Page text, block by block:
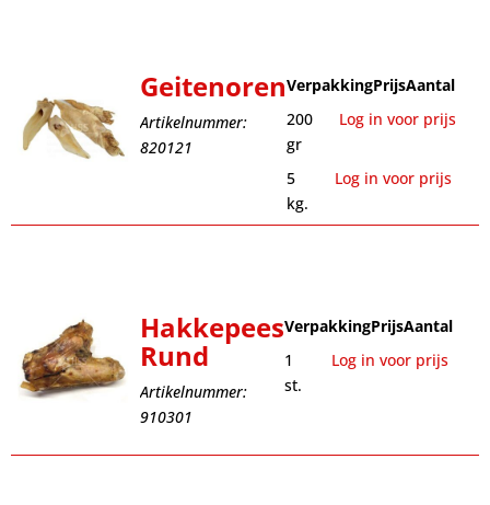
Geitenoren
Artikelnummer:
820121
VerpakkingPrijsAantal
200
gr
Log in voor prijs
5
kg.
Log in voor prijs
Hakkepees
Rund
Artikelnummer:
910301
VerpakkingPrijsAantal
1
st.
Log in voor prijs